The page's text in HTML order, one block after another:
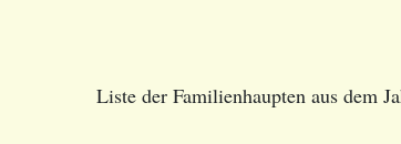
Liste der Familienhaupten aus dem